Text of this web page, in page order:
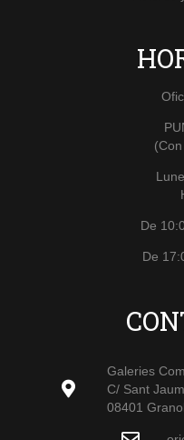
De
De
Galeries
C/ Sant
08401